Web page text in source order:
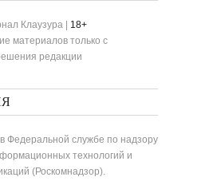
Клаузура | 18+
материалов только с
редакции
Федеральной службе по надзору
технологий и
(Роскомнадзор).